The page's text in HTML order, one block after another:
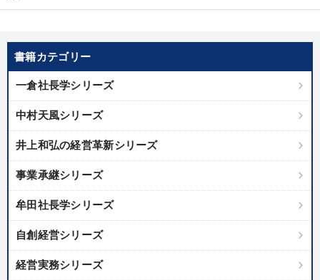
書籍カテゴリー
一倉社長学シリーズ
中村天風シリーズ
井上和弘の経営革新シリーズ
事業承継シリーズ
牟田社長学シリーズ
自創経営シリーズ
経営実務シリーズ